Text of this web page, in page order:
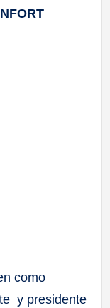
como
y presidente